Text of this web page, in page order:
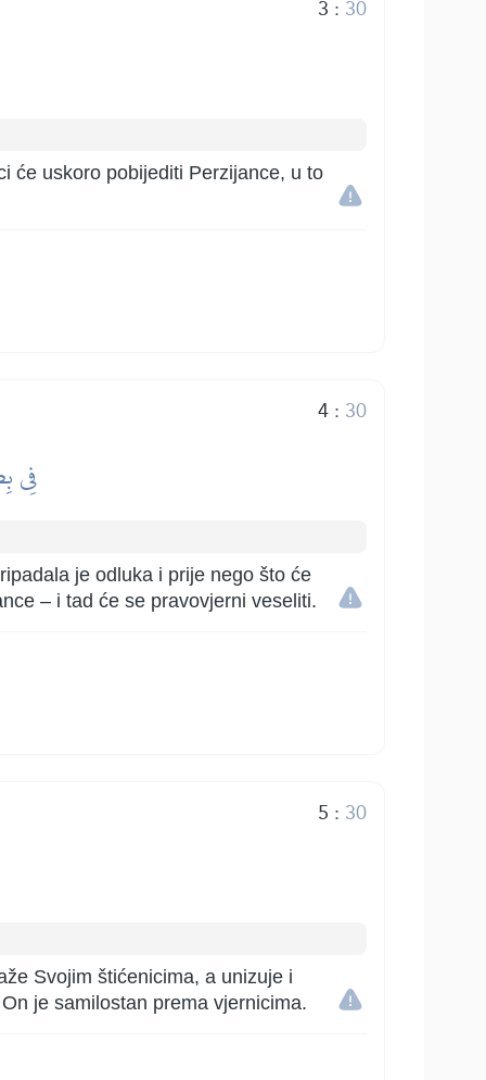
3 : 30
će uskoro pobijediti Perzijance, u to
4: 30
فِي
je odluka i prije nego što će
– i tad će se pravovjerni veseliti.
5 : 30
Svojim štićenicima, a unizuje i
je samilostan prema vjernicima.